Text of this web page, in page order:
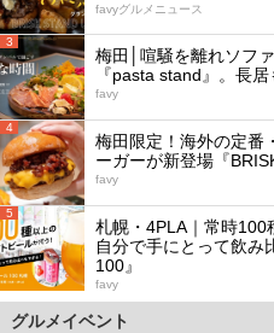
favyグルメニュース
3
梅田│喧騒を離れソフ
『pasta stand』。長
favy
4
梅田限定！海外の定番
ーガーが新登場『
favy
5
札幌・4PLA｜常時100
自分で手にとって飲み
100』
favy
グルメイベント